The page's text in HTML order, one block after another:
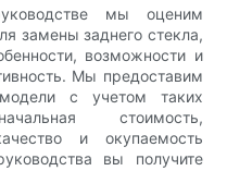
мы оценим
замены заднего стекла,
возможности и
Мы предоставим
с учетом таких
стоимость,
и окупаемость
вы получите